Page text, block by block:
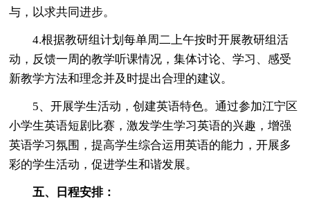
与，以求共同进步。
4.根据教研组计划每单周二上午按时开展教研组活
动，反馈一周的教学听课情况，集体讨论、学习、感受
新教学方法和理念并及时提出合理的建议。
5、开展学生活动，创建英语特色。通过参加江宁区
小学生英语短剧比赛，激发学生学习英语的兴趣，增强
英语学习氛围，提高学生综合运用英语的能力，开展多
彩的学生活动，促进学生和谐发展。
五、日程安排：